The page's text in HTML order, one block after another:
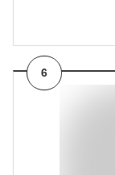
6